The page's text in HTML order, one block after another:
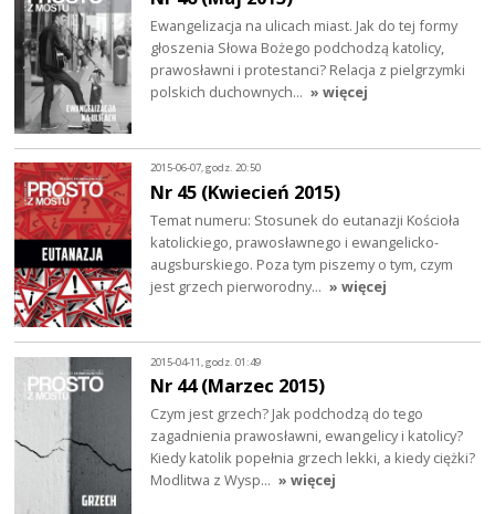
Ewangelizacja na ulicach miast. Jak do tej formy
głoszenia Słowa Bożego podchodzą katolicy,
prawosławni i protestanci? Relacja z pielgrzymki
polskich duchownych… » więcej
2015-06-07, godz. 20:50
Nr 45 (Kwiecień 2015)
Temat numeru: Stosunek do eutanazji Kościoła
katolickiego, prawosławnego i ewangelicko-
augsburskiego. Poza tym piszemy o tym, czym
jest grzech pierworodny… » więcej
2015-04-11, godz. 01:49
Nr 44 (Marzec 2015)
Czym jest grzech? Jak podchodzą do tego
zagadnienia prawosławni, ewangelicy i katolicy?
Kiedy katolik popełnia grzech lekki, a kiedy ciężki?
Modlitwa z Wysp… » więcej